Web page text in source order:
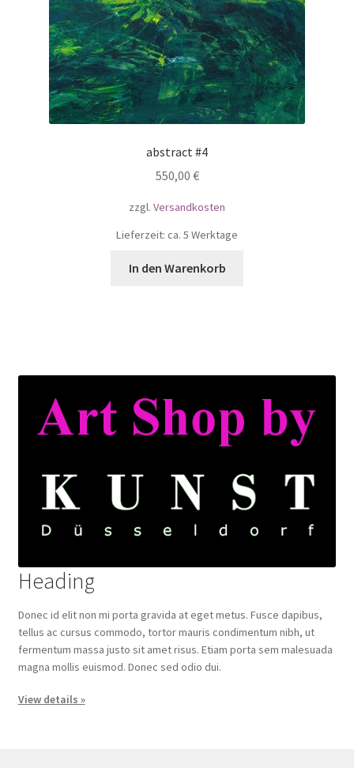
abstract #4
550,00 €
zzgl. Versandkosten
Lieferzeit: ca. 5 Werktage
In den Warenkorb
Heading
Donec id elit non mi porta gravida at eget metus. Fusce dapibus,
tellus ac cursus commodo, tortor mauris condimentum nibh, ut
fermentum massa justo sit amet risus. Etiam porta sem malesuada
magna mollis euismod. Donec sed odio dui.
View details »